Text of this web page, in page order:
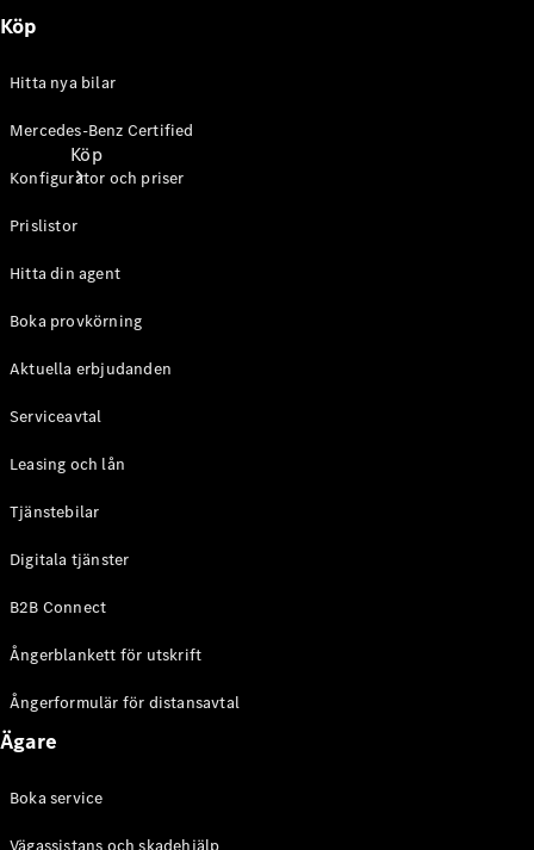
Köp
privatkund
företagskund
erbjudanden
Mercedes-
Certified
och priser
Leasing och
Köp
Hitta nya bilar
Mercedes-Benz Certified
Konfigurator och priser
Prislistor
Hitta din agent
Boka provkörning
Aktuella erbjudanden
Serviceavtal
Leasing och lån
Tjänstebilar
Digitala tjänster
B2B Connect
Ångerblankett för utskrift
Ångerformulär för distansavtal
Ägare
Boka service